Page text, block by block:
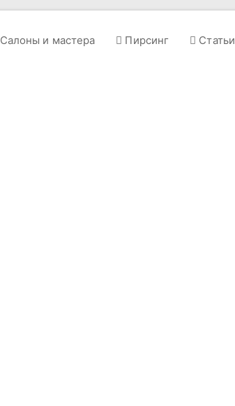
Салоны и мастера Пирсинг Статьи